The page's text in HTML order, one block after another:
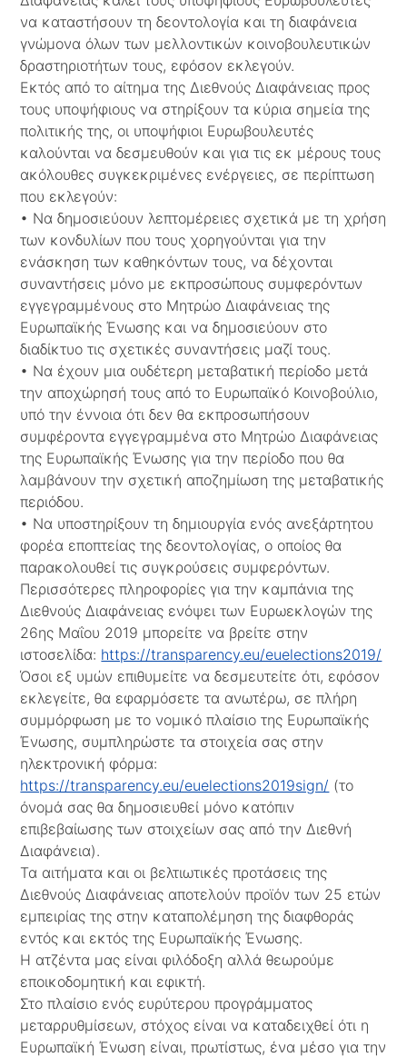
να καταστήσουν τη δεοντολογία και τη διαφάνεια
γνώμονα όλων των μελλοντικών κοινοβουλευτικών
δραστηριοτήτων τους, εφόσον εκλεγούν.
Εκτός από το αίτημα της Διεθνούς Διαφάνειας προς
τους υποψήφιους να στηρίξουν τα κύρια σημεία της
πολιτικής της, οι υποψήφιοι Ευρωβουλευτές
καλούνται να δεσμευθούν και για τις εκ μέρους τους
ακόλουθες συγκεκριμένες ενέργειες, σε περίπτωση
που εκλεγούν:
• Να δημοσιεύουν λεπτομέρειες σχετικά με τη χρήση
των κονδυλίων που τους χορηγούνται για την
ενάσκηση των καθηκόντων τους, να δέχονται
συναντήσεις μόνο με εκπροσώπους συμφερόντων
εγγεγραμμένους στο Μητρώο Διαφάνειας της
Ευρωπαϊκής Ένωσης και να δημοσιεύουν στο
διαδίκτυο τις σχετικές συναντήσεις μαζί τους.
• Να έχουν μια ουδέτερη μεταβατική περίοδο μετά
την αποχώρησή τους από το Ευρωπαϊκό Κοινοβούλιο,
υπό την έννοια ότι δεν θα εκπροσωπήσουν
συμφέροντα εγγεγραμμένα στο Μητρώο Διαφάνειας
της Ευρωπαϊκής Ένωσης για την περίοδο που θα
λαμβάνουν την σχετική αποζημίωση της μεταβατικής
περιόδου.
• Να υποστηρίξουν τη δημιουργία ενός ανεξάρτητου
φορέα εποπτείας της δεοντολογίας, ο οποίος θα
παρακολουθεί τις συγκρούσεις συμφερόντων.
Περισσότερες πληροφορίες για την καμπάνια της
Διεθνούς Διαφάνειας ενόψει των Ευρωεκλογών της
26ης Μαΐου 2019 μπορείτε να βρείτε στην
ιστοσελίδα: https://transparency.eu/euelections2019/
Όσοι εξ υμών επιθυμείτε να δεσμευτείτε ότι, εφόσον
εκλεγείτε, θα εφαρμόσετε τα ανωτέρω, σε πλήρη
συμμόρφωση με το νομικό πλαίσιο της Ευρωπαϊκής
Ένωσης, συμπληρώστε τα στοιχεία σας στην
ηλεκτρονική φόρμα:
https://transparency.eu/euelections2019sign/ (το
όνομά σας θα δημοσιευθεί μόνο κατόπιν
επιβεβαίωσης των στοιχείων σας από την Διεθνή
Διαφάνεια).
Τα αιτήματα και οι βελτιωτικές προτάσεις της
Διεθνούς Διαφάνειας αποτελούν προϊόν των 25 ετών
εμπειρίας της στην καταπολέμηση της διαφθοράς
εντός και εκτός της Ευρωπαϊκής Ένωσης.
Η ατζέντα μας είναι φιλόδοξη αλλά θεωρούμε
εποικοδομητική και εφικτή.
Στο πλαίσιο ενός ευρύτερου προγράμματος
μεταρρυθμίσεων, στόχος είναι να καταδειχθεί ότι η
Ευρωπαϊκή Ένωση είναι, πρωτίστως, ένα μέσο για την